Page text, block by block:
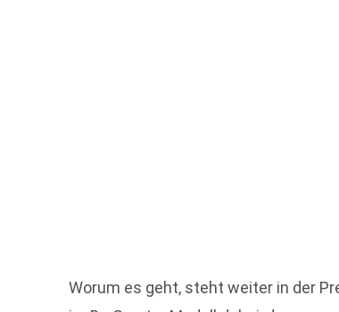
Worum es geht, steht weiter in der